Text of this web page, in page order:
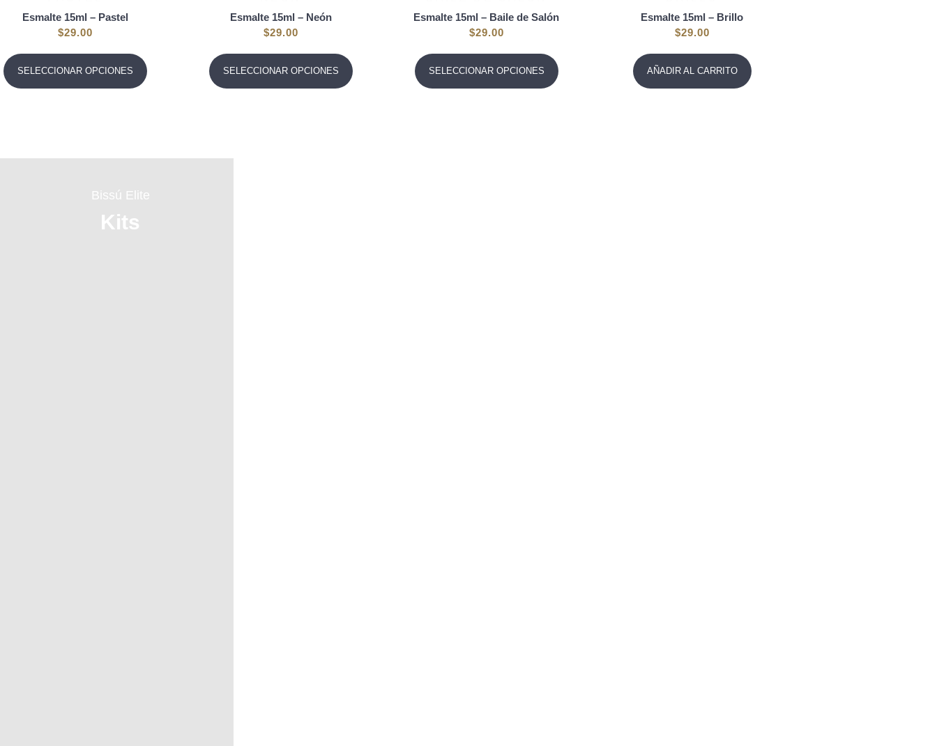
Esmalte 15ml – Pastel
$29.00
SELECCIONAR OPCIONES
Esmalte 15ml – Neón
$29.00
SELECCIONAR OPCIONES
Esmalte 15ml – Baile de Salón
$29.00
SELECCIONAR OPCIONES
Esmalte 15ml – Brillo
$29.00
AÑADIR AL CARRITO
Bissú Elite
Kits